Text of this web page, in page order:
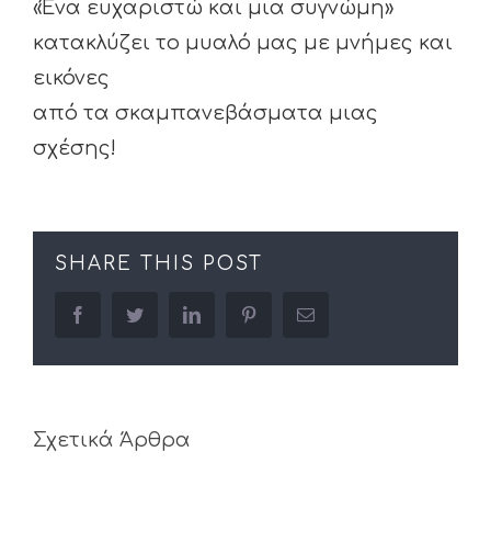
«Ένα ευχαριστώ και μια συγνώμη»
κατακλύζει το μυαλό μας με μνήμες και
εικόνες
από τα σκαμπανεβάσματα μιας
σχέσης!
SHARE THIS POST
facebooktwitter linkedin pinterestEmail
Σχετικά Άρθρα